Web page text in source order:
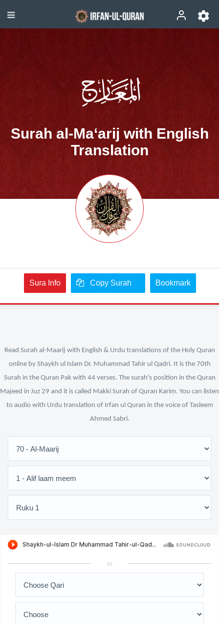
Surah al-Ma‘arij with English
Translation
Sura Info Copy Surah Bookmark
Read Surah al-Maarij with English & Urdu translations of the Holy Quran
online by Shaykh ul Islam Dr. Muhammad Tahir ul Qadri. It is the 70th
Surah in the Quran Pak with 44 verses. The surah's position in the Quran
Majeed in Juz 29 and it is called Makki Surah of Quran Karim. You can listen
to audio with Urdu translation of Irfan ul Quran in the voice of Tasleem
Ahmed Sabri.
or